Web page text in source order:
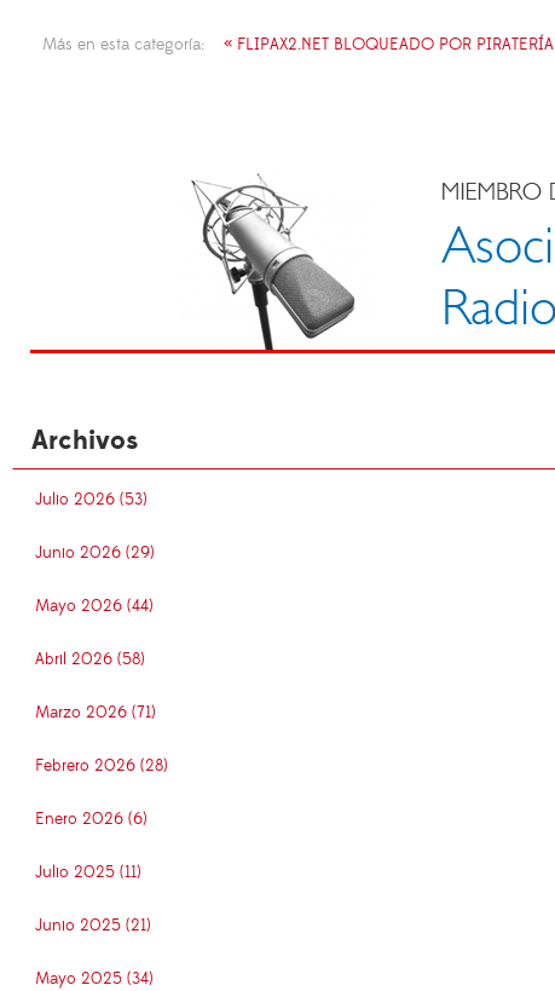
Más en esta categoría: « FLIPAX2.NET BLOQUEADO POR PIRATERÍA
Archivos
Julio 2026 (53)
Junio 2026 (29)
Mayo 2026 (44)
Abril 2026 (58)
Marzo 2026 (71)
Febrero 2026 (28)
Enero 2026 (6)
Julio 2025 (11)
Junio 2025 (21)
Mayo 2025 (34)